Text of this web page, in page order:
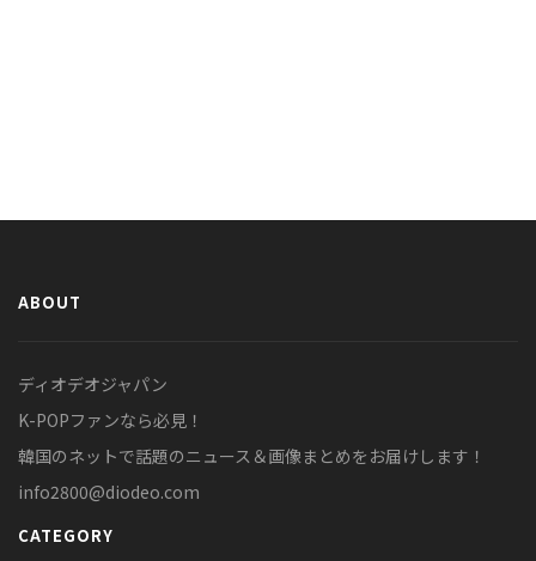
ABOUT
ディオデオジャパン
K-POPファンなら必見！
韓国のネットで話題のニュース＆画像まとめをお届けします！
info2800@diodeo.com
CATEGORY